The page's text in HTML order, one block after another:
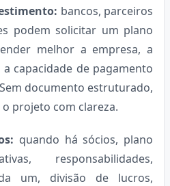
bancos, parceiros
podem solicitar um plano
melhor a empresa, a
capacidade de pagamento
documento estruturado,
projeto com clareza.
quando há sócios, plano
responsabilidades,
um, divisão de lucros,